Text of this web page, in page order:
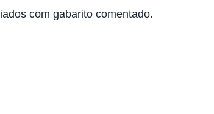
com gabarito comentado.